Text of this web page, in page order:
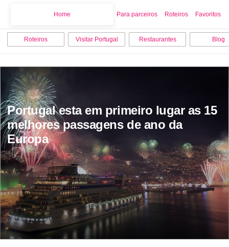
Home Para parceiros Roteiros Favoritos
Roteiros Visitar Portugal Restaurantes Blog
Portugal esta em primeiro lugar as 15
melhores passagens de ano da
Europa